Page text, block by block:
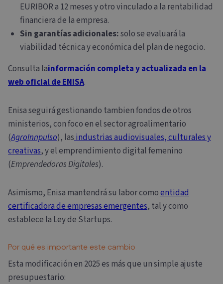
EURIBOR a 12 meses y otro vinculado a la rentabilidad
financiera de la empresa.
Sin garantías adicionales:solo se evaluará la
viabilidad técnica y económica del plan de negocio.
Consulta lainformación completa y actualizada en la
web oficial de ENISA.
Enisa seguirá gestionando tambien fondos de otros
ministerios, con foco en el sector agroalimentario
(AgroInnpulso), lasindustrias audiovisuales, culturales y
creativas, y el emprendimiento digital femenino
(Emprendedoras Digitales).
Asimismo, Enisa mantendrá su labor comoentidad
certificadora de empresas emergentes, tal y como
establece la Ley de Startups.
Por qué es importante este cambio
Esta modificación en 2025 es más que un simple ajuste
presupuestario: